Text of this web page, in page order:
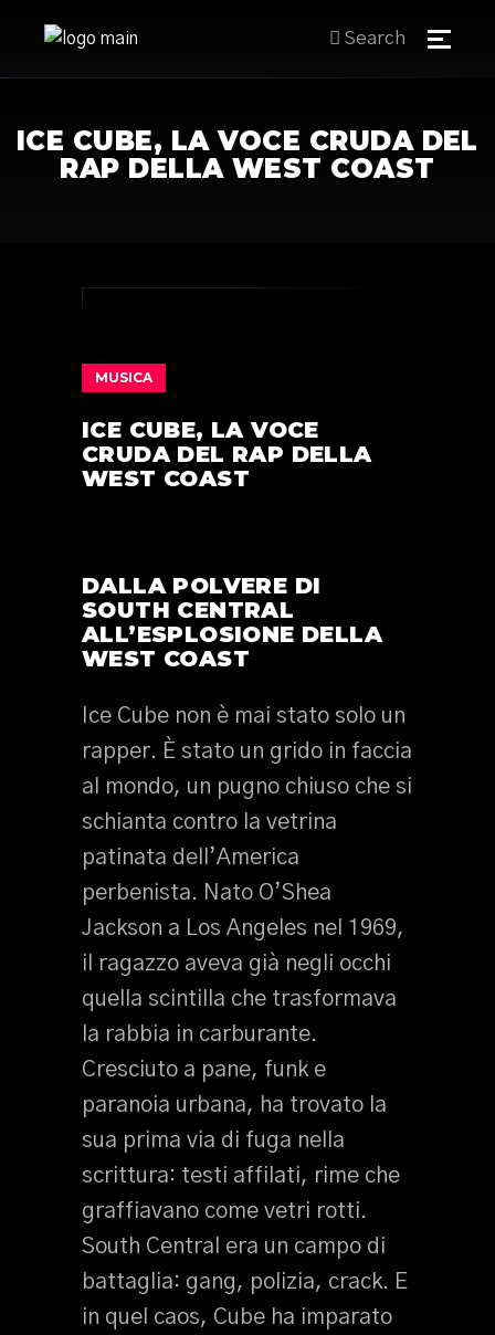
Search
ICE CUBE, LA VOCE CRUDA DEL
RAP DELLA WEST COAST
MUSICA
ICE CUBE, LA VOCE
CRUDA DEL RAP DELLA
WEST COAST
DALLA POLVERE DI
SOUTH CENTRAL
ALL’ESPLOSIONE DELLA
WEST COAST
Ice Cube non è mai stato solo un
rapper. È stato un grido in faccia
al mondo, un pugno chiuso che si
schianta contro la vetrina
patinata dell’America
perbenista. Nato O’Shea
Jackson a Los Angeles nel 1969,
il ragazzo aveva già negli occhi
quella scintilla che trasformava
la rabbia in carburante.
Cresciuto a pane, funk e
paranoia urbana, ha trovato la
sua prima via di fuga nella
scrittura: testi affilati, rime che
graffiavano come vetri rotti.
South Central era un campo di
battaglia: gang, polizia, crack. E
in quel caos, Cube ha imparato